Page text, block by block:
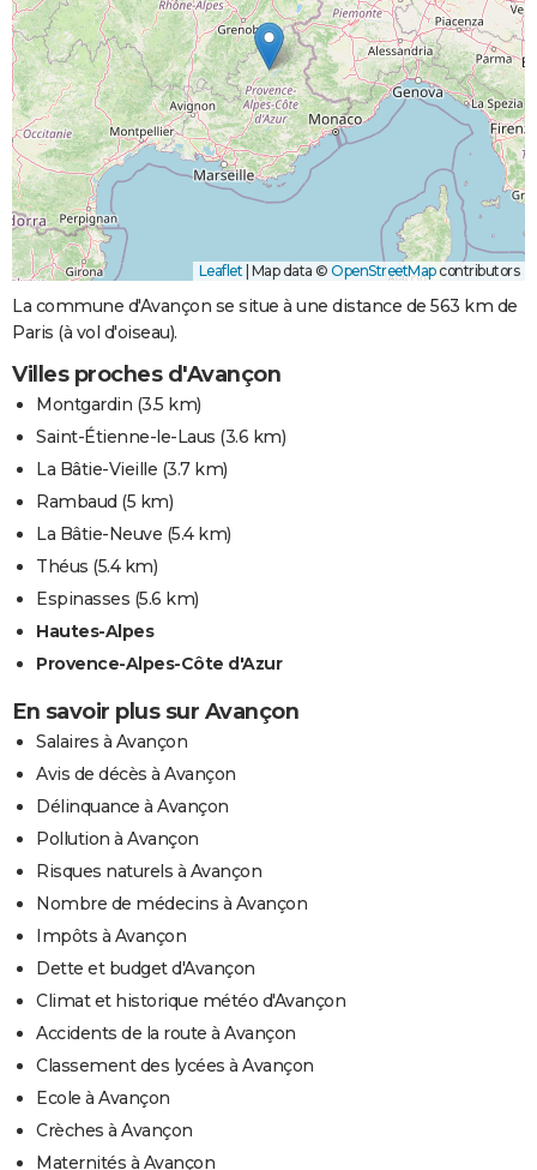
Leaflet Map data © OpenStreetMapcontributors
La commune d'Avançon se situe à une distance de 563 km de
Paris (à vol d'oiseau).
Villes proches d'Avançon
Montgardin (3.5 km)
Saint-Étienne-le-Laus (3.6 km)
La Bâtie-Vieille (3.7 km)
Rambaud (5 km)
La Bâtie-Neuve (5.4 km)
Théus (5.4 km)
Espinasses (5.6 km)
Hautes-Alpes
Provence-Alpes-Côte d'Azur
En savoir plus sur Avançon
Salaires à Avançon
Avis de décès à Avançon
Délinquance à Avançon
Pollution à Avançon
Risques naturels à Avançon
Nombre de médecins à Avançon
Impôts à Avançon
Dette et budget d'Avançon
Climat et historique météo d'Avançon
Accidents de la route à Avançon
Classement des lycées à Avançon
Ecole à Avançon
Crèches à Avançon
Maternités à Avançon